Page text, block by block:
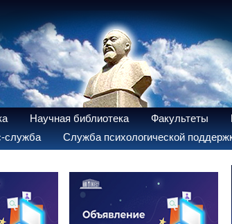
Научная библиотека Факультеты
служба Служба психологической